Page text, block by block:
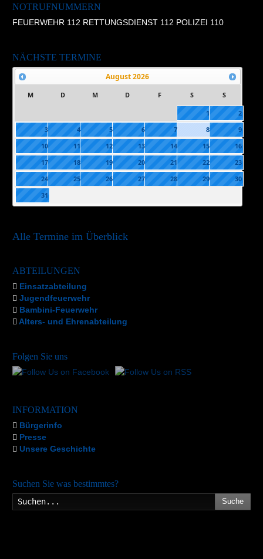
NOTRUFNUMMERN
FEUERWEHR 112 RETTUNGSDIENST 112 POLIZEI 110
NÄCHSTE TERMINE
August2026
M D M D F S S
1
2
3
4 5 6 7 8
9
10
11 12 13 14 15
16
17
18 19 20 21 22
23
24
25 26 27 28 29
30
31
Alle Termine im Überblick
ABTEILUNGEN
Einsatzabteilung
Jugendfeuerwehr
Bambini-Feuerwehr
Alters- und Ehrenabteilung
Folgen Sie uns
INFORMATION
Bürgerinfo
Presse
Unsere Geschichte
Suchen Sie was bestimmtes?
Suche